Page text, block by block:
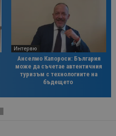
Интервю
Анселмо Капороси: България
може да съчетае автентичния
туризъм с технологиите на
бъдещето